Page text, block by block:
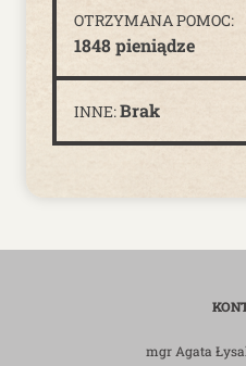
OTRZYMANA POMOC:
1848 pieniądze
INNE:Brak
mgr Agata